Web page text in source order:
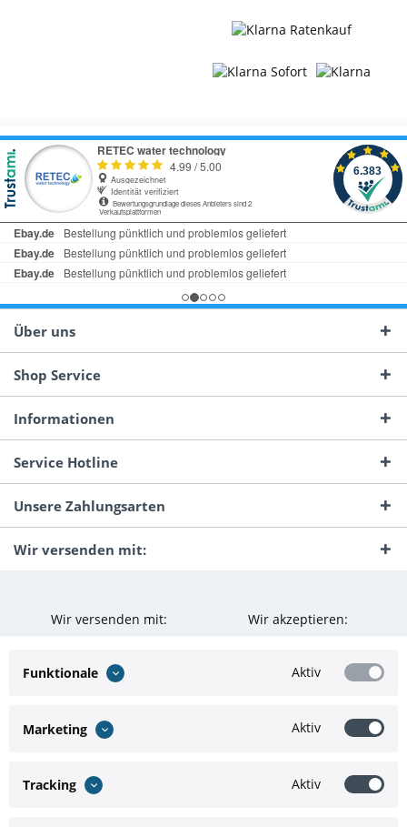
Über uns
Shop Service
Informationen
Service Hotline
Unsere Zahlungsarten
Wir versenden mit:
Wir versenden mit: Wir akzeptieren:
Funktionale Aktiv
Marketing Aktiv
Tracking Aktiv